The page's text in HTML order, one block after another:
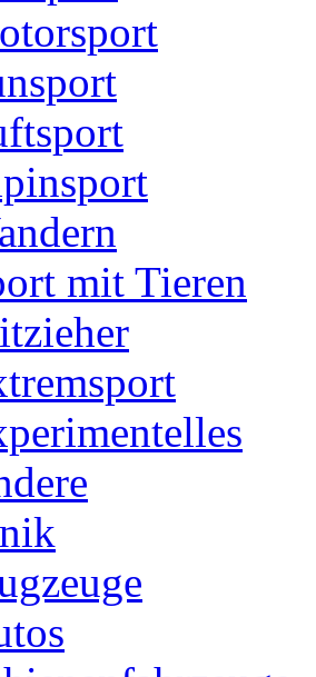
mit Tieren